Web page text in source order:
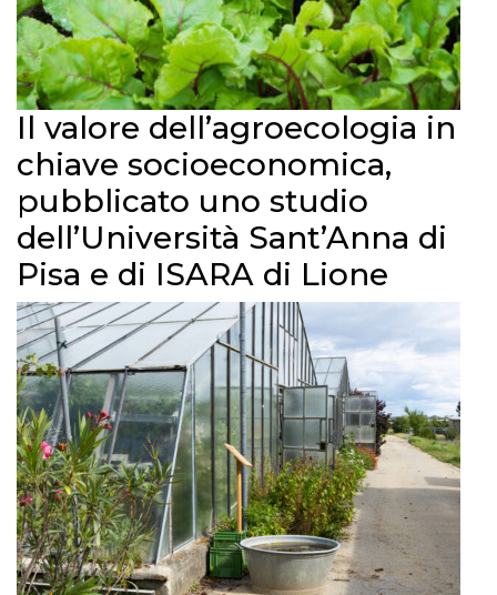
Il valore dell’agroecologia in
chiave socioeconomica,
pubblicato uno studio
dell’Università Sant’Anna di
Pisa e di ISARA di Lione